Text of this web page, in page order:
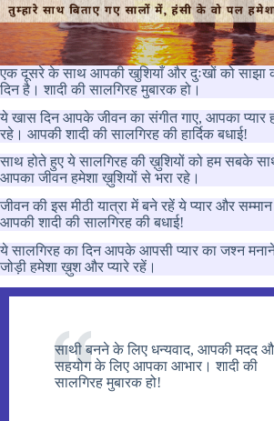
एक दूसरे के साथ आपकी खुशियाँ और दुःखों को साझा
दिन है। शादी की सालगिरह मुबारक हो।
ये खास दिन आपके जीवन का संगीत गाए, आपका प्यार
रहे। आपकी शादी की सालगिरह की हार्दिक बधाई!
साथ होते हुए ये सालगिरह की ख़ुशियों को हम सबके
आपका जीवन हमेशा ख़ुशियों से भरा रहे।
जीवन की इस मीठी यात्रा में बने रहें ये प्यार और
आपकी शादी की सालगिरह की बधाई!
ये सालगिरह का दिन आपके आपसी प्यार का जश्न
जोड़ी हमेशा ख़ुश और प्यारे रहें।
साथी बनने के लिए धन्यवाद, आपकी मदद
सहयोग के लिए आपका आभार। शादी की
सालगिरह मुबारक हो!